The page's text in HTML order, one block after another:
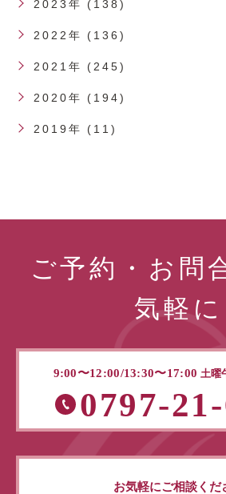
2023年 (138)
2022年 (136)
2021年 (245)
2020年 (194)
2019年 (11)
ご予約・お問
気軽に
9:00〜12:00/13:30〜17:00 土曜
0797-
お気軽にご相談くだ